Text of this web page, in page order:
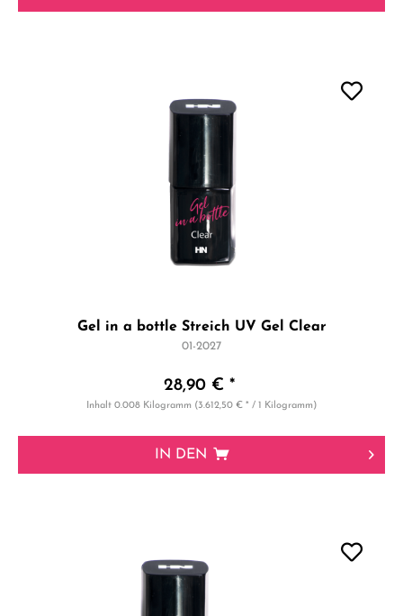
Gel in a bottle Streich UV Gel Clear
01-2027
28,90 € *
Inhalt0.008 Kilogramm (3.612,50 € * / 1 Kilogramm)
IN DEN